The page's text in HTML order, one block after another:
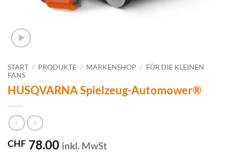
START / PRODUKTE / MARKENSHOP / FÜR DIE KLEINEN
FANS
HUSQVARNA Spielzeug-Automower®
CHF 78.00 inkl. MwSt